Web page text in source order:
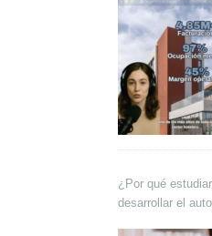
¿Por qué
desarrollar el